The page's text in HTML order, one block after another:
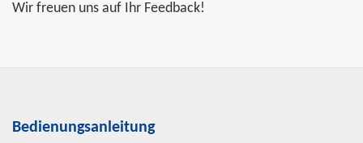
Wir freuen uns auf Ihr Feedback!
Bedienungsanleitung